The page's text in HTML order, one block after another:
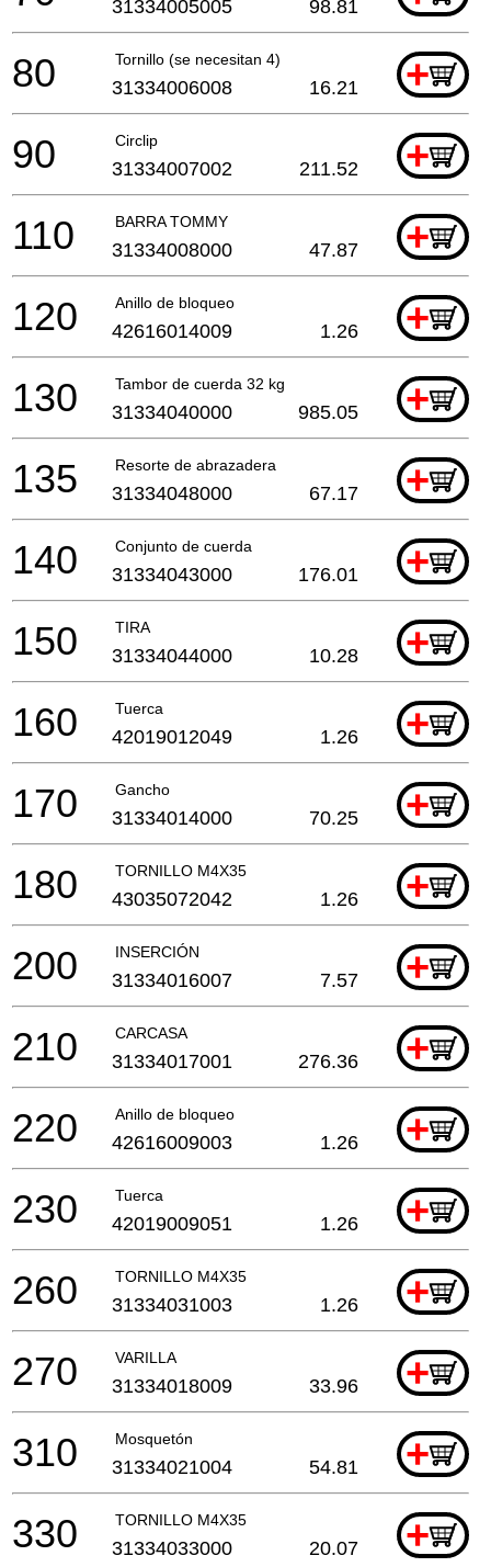
31334005005 98.81
Tornillo (se necesitan 4) +
80 31334006008 16.21
Circlip +
90 31334007002 211.52
BARRA TOMMY +
110 31334008000 47.87
Anillo de bloqueo +
120 42616014009 1.26
Tambor de cuerda 32 kg +
130 31334040000 985.05
Resorte de abrazadera +
135 31334048000 67.17
Conjunto de cuerda +
140 31334043000 176.01
TIRA +
150 31334044000 10.28
Tuerca +
160 42019012049 1.26
Gancho +
170 31334014000 70.25
TORNILLO M4X35 +
180 43035072042 1.26
INSERCIÓN +
200 31334016007 7.57
CARCASA +
210 31334017001 276.36
Anillo de bloqueo +
220 42616009003 1.26
Tuerca +
230 42019009051 1.26
TORNILLO M4X35 +
260 31334031003 1.26
VARILLA +
270 31334018009 33.96
Mosquetón +
310 31334021004 54.81
TORNILLO M4X35 +
330 31334033000 20.07